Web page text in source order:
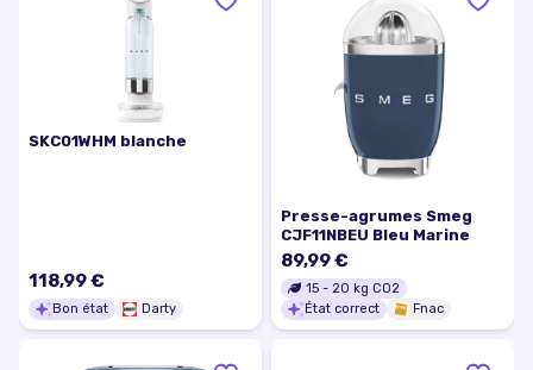
SKC01WHM blanche
118,99 €
Bon état Darty
Presse-agrumes Smeg
CJF11NBEU Bleu Marine
89,99 €
15 - 20 kg CO2
État correct
Fnac